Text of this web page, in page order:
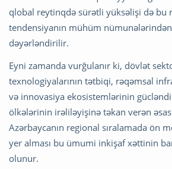
qlobal reytinqdə sürətli yüksəlişi də bu
tendensiyanın mühüm
dəyərləndirilir.
Eyni zamanda vurğulanır ki, dövlət
texnologiyalarının tətbiqi, rəqəmsal
və innovasiya ekosistemlərinin
ölkələrinin irəliləyişinə təkan verən
Azərbaycanın regional sıralamada ön
yer alması bu ümumi inkişaf xəttinin
olunur.